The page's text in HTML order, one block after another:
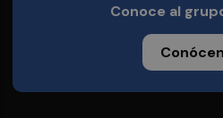
Conoce al